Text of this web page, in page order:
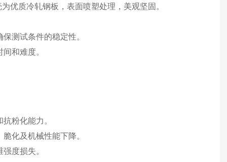
优质冷轧钢板，表面喷塑处理，美观坚固。
测试条件的稳定性。
和难度。
粉化能力。
化及机械性能下降。
度损失。